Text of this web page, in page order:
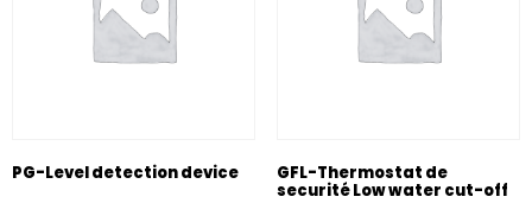
PG-Level detection device
GFL-Thermostat de
securité Low water cut-off